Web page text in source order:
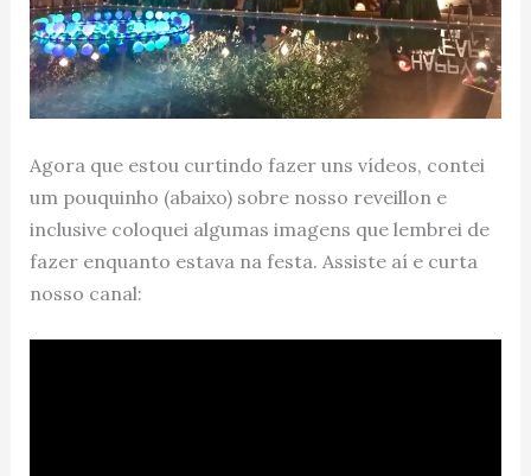
Agora que estou curtindo fazer uns vídeos, contei
um pouquinho (abaixo) sobre nosso reveillon e
inclusive coloquei algumas imagens que lembrei de
fazer enquanto estava na festa. Assiste aí e curta
nosso canal: